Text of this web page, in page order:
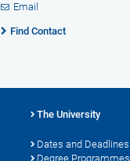
Email
Find Contact
The University
Dates and Deadlines
Degree Programmes